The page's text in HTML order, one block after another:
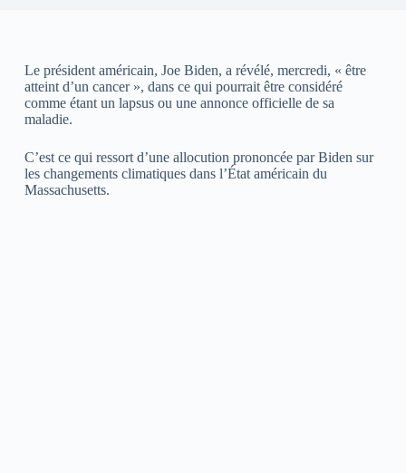
Le président américain, Joe Biden, a révélé, mercredi, « être
atteint d’un cancer », dans ce qui pourrait être considéré
comme étant un lapsus ou une annonce officielle de sa
maladie.
C’est ce qui ressort d’une allocution prononcée par Biden sur
les changements climatiques dans l’État américain du
Massachusetts.